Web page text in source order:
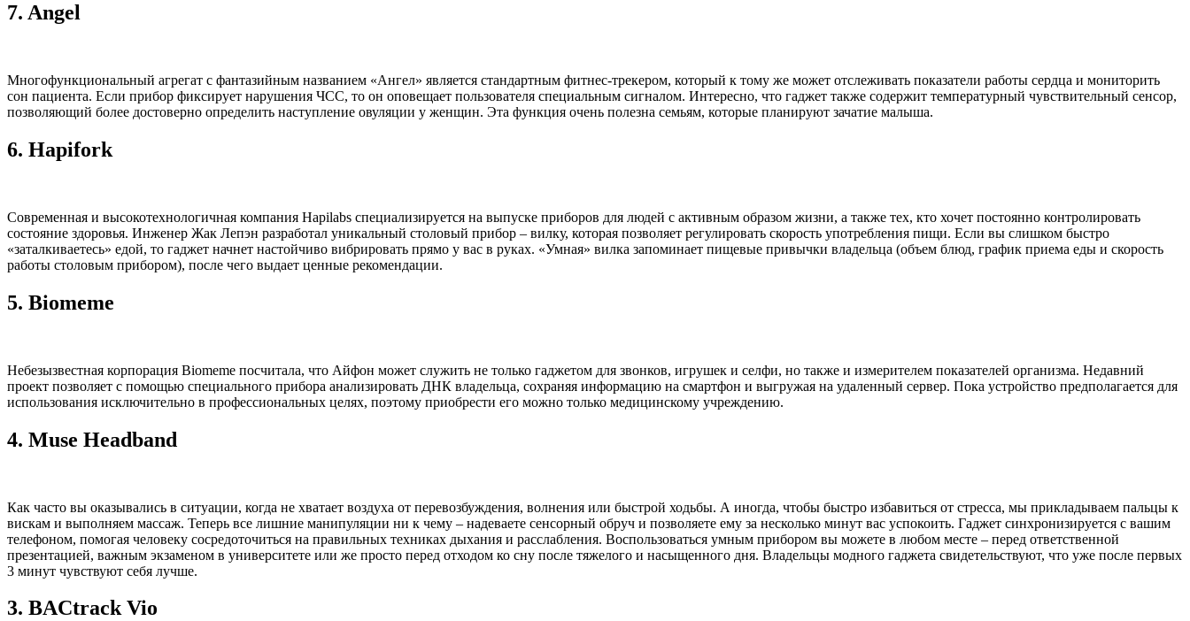
7. Angel
Многофункциональный агрегат с фантазийным названием «Ангел» является стандартным фитнес-трекером, который к тому же может отслеживать показатели работы сердца и мониторить
сон пациента. Если прибор фиксирует нарушения ЧСС, то он оповещает пользователя специальным сигналом. Интересно, что гаджет также содержит температурный чувствительный сенсор,
позволяющий более достоверно определить наступление овуляции у женщин. Эта функция очень полезна семьям, которые планируют зачатие малыша.
6. Hapifork
Современная и высокотехнологичная компания Hapilabs специализируется на выпуске приборов для людей с активным образом жизни, а также тех, кто хочет постоянно контролировать
состояние здоровья. Инженер Жак Лепэн разработал уникальный столовый прибор – вилку, которая позволяет регулировать скорость употребления пищи. Если вы слишком быстро
«заталкиваетесь» едой, то гаджет начнет настойчиво вибрировать прямо у вас в руках. «Умная» вилка запоминает пищевые привычки владельца (объем блюд, график приема еды и скорость
работы столовым прибором), после чего выдает ценные рекомендации.
5. Biomeme
Небезызвестная корпорация Biomeme посчитала, что Айфон может служить не только гаджетом для звонков, игрушек и селфи, но также и измерителем показателей организма. Недавний
проект позволяет с помощью специального прибора анализировать ДНК владельца, сохраняя информацию на смартфон и выгружая на удаленный сервер. Пока устройство предполагается для
использования исключительно в профессиональных целях, поэтому приобрести его можно только медицинскому учреждению.
4. Muse Headband
Как часто вы оказывались в ситуации, когда не хватает воздуха от перевозбуждения, волнения или быстрой ходьбы. А иногда, чтобы быстро избавиться от стресса, мы прикладываем пальцы к
вискам и выполняем массаж. Теперь все лишние манипуляции ни к чему – надеваете сенсорный обруч и позволяете ему за несколько минут вас успокоить. Гаджет синхронизируется с вашим
телефоном, помогая человеку сосредоточиться на правильных техниках дыхания и расслабления. Воспользоваться умным прибором вы можете в любом месте – перед ответственной
презентацией, важным экзаменом в университете или же просто перед отходом ко сну после тяжелого и насыщенного дня. Владельцы модного гаджета свидетельствуют, что уже после первых
3 минут чувствуют себя лучше.
3. BACtrack Vio